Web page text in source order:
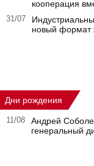
кооперация
31/07
новый формат
Дни рождения
11/08
Андрей
генеральный